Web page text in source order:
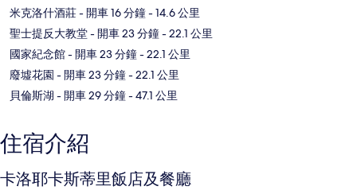
米克洛什酒莊- 開車 16 分鐘- 14.6 公里
聖士提反大教堂- 開車 23 分鐘- 22.1 公里
國家紀念館- 開車 23 分鐘- 22.1 公里
廢墟花園 - 開車 23 分鐘- 22.1 公里
貝倫斯湖 - 開車 29 分鐘- 47.1 公里
住宿介紹
卡洛耶卡斯蒂里飯店及餐廳